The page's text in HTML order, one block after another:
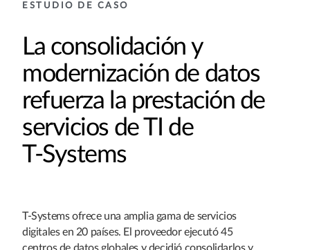
ESTUDIO DE CASO
La consolidación y
modernización de datos
refuerza la prestación de
servicios de TI de
T‑Systems
T‑Systems ofrece una amplia gama de servicios
digitales en 20 países. El proveedor ejecutó 45
centros de datos globales y decidió consolidarlos y